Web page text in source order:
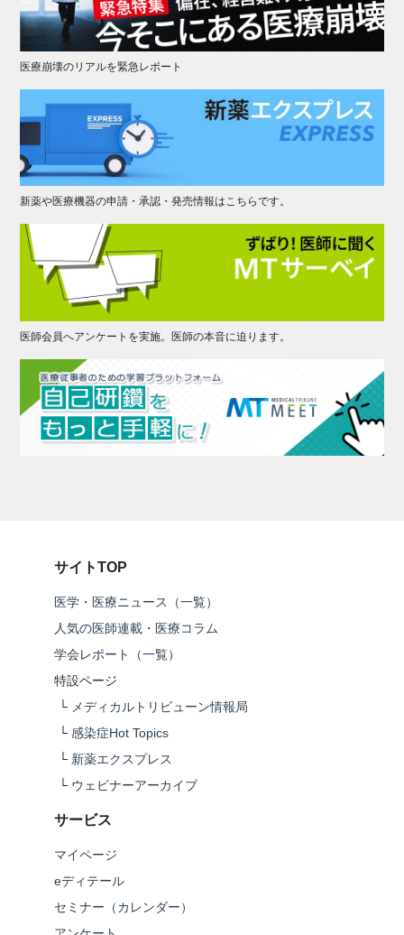
医療崩壊のリアルを緊急レポート
新薬や医療機器の申請・承認・発売情報はこちらです。
医師会員へアンケートを実施。医師の本音に迫ります。
サイトTOP
医学・医療ニュース（一覧）
人気の医師連載・医療コラム
学会レポート（一覧）
特設ページ
└ メディカルトリビューン情報局
└ 感染症Hot Topics
└ 新薬エクスプレス
└ ウェビナーアーカイブ
サービス
マイページ
eディテール
セミナー（カレンダー）